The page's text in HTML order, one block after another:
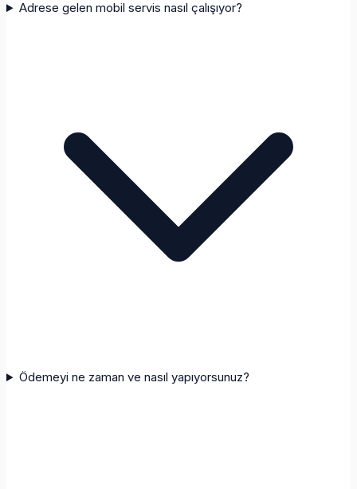
Adrese gelen mobil servis nasıl çalışıyor?
Ödemeyi ne zaman ve nasıl yapıyorsunuz?